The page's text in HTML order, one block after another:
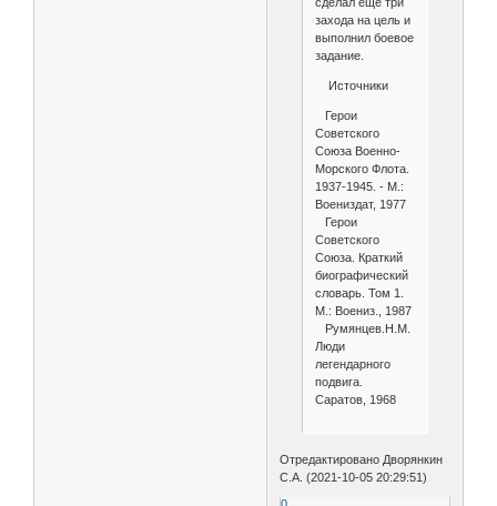
захода на цель и
выполнил боевое
задание.
Источники
Герои
Советского
Союза Военно-
Морского Флота.
1937-1945. - М.:
Воениздат, 1977
Герои
Советского
Союза. Краткий
биографический
словарь. Том 1.
М.: Воениз., 1987
Румянцев.Н.М.
Люди
легендарного
подвига.
Саратов, 1968
Отредактировано Дворянкин
С.А. (2021-10-05 20:29:51)